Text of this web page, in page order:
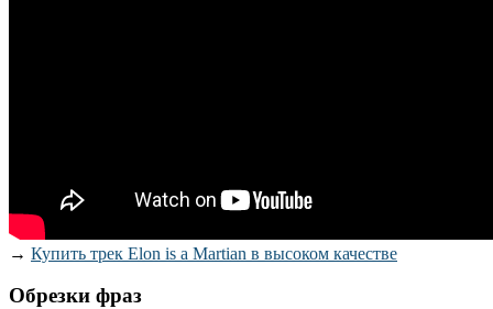
→ Купить трек Elon is a Martian в высоком качестве
Обрезки фраз